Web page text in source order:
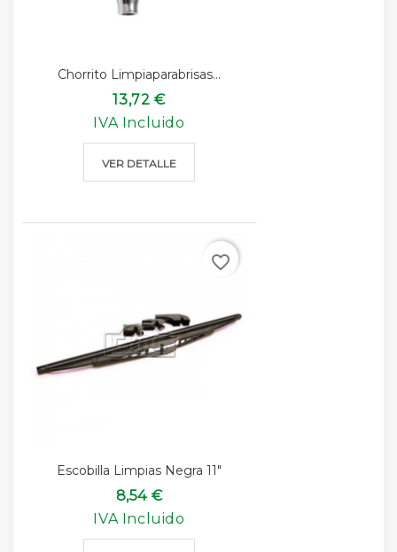
Chorrito Limpiaparabrisas...
13,72 €
IVA Incluido
VER DETALLE
Escobilla Limpias Negra 11"
8,54 €
IVA Incluido
favorite_border